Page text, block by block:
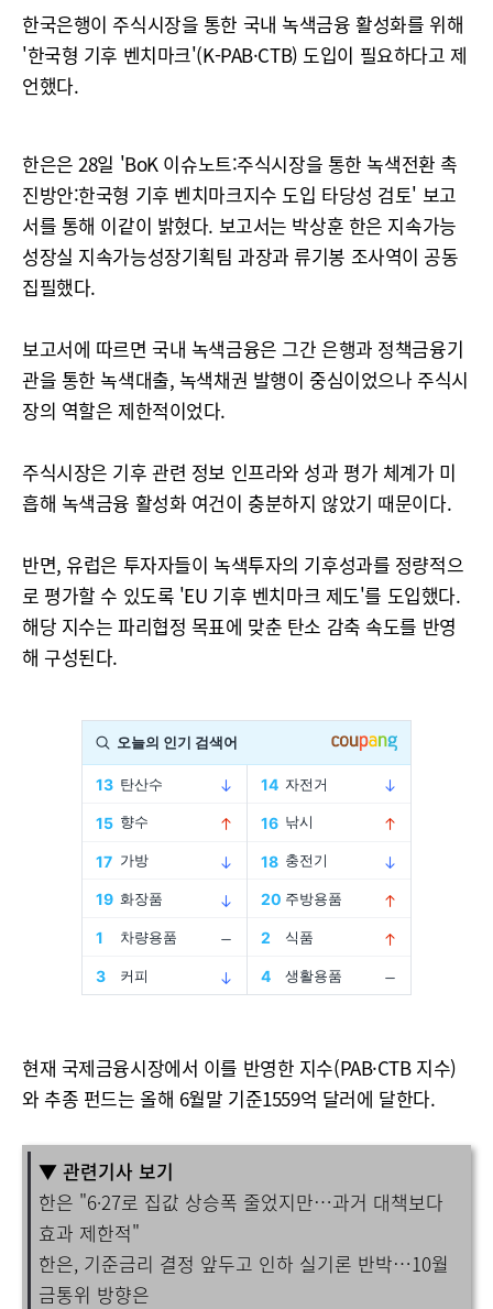
한국은행이 주식시장을 통한 국내 녹색금융 활성화를 위해
'한국형 기후 벤치마크'(K-PAB·CTB) 도입이 필요하다고 제
언했다.
한은은 28일 'BoK 이슈노트:주식시장을 통한 녹색전환 촉
진방안:한국형 기후 벤치마크지수 도입 타당성 검토' 보고
서를 통해 이같이 밝혔다. 보고서는 박상훈 한은 지속가능
성장실 지속가능성장기획팀 과장과 류기봉 조사역이 공동
집필했다.
보고서에 따르면 국내 녹색금융은 그간 은행과 정책금융기
관을 통한 녹색대출, 녹색채권 발행이 중심이었으나 주식시
장의 역할은 제한적이었다.
주식시장은 기후 관련 정보 인프라와 성과 평가 체계가 미
흡해 녹색금융 활성화 여건이 충분하지 않았기 때문이다.
반면, 유럽은 투자자들이 녹색투자의 기후성과를 정량적으
로 평가할 수 있도록 'EU 기후 벤치마크 제도'를 도입했다.
해당 지수는 파리협정 목표에 맞춘 탄소 감축 속도를 반영
해 구성된다.
현재 국제금융시장에서 이를 반영한 지수(PAB·CTB 지수)
와 추종 펀드는 올해 6월말 기준1559억 달러에 달한다.
▼ 관련기사 보기
한은 "6·27로 집값 상승폭 줄었지만…과거 대책보다
효과 제한적"
한은, 기준금리 결정 앞두고 인하 실기론 반박…10월
금통위 방향은